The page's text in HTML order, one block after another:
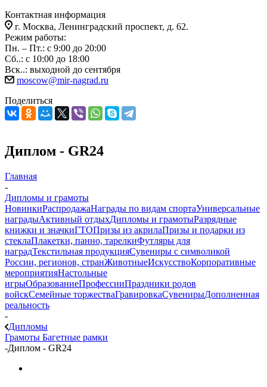
Контактная информация
г. Москва, Ленинградский проспект, д. 62.
Режим работы:
Пн. – Пт.: с 9:00 до 20:00
Сб..: с 10:00 до 18:00
Вск..: выходной до сентября
moscow@mir-nagrad.ru
Поделиться
Диплом - GR24
Главная
-
Дипломы и грамоты
НовинкиРаспродажаНаграды по видам спортаУниверсальные
наградыАктивный отдыхДипломы и грамотыРазрядные
книжки и значкиГТОПризы из акрилаПризы и подарки из
стеклаПлакетки, панно, тарелкиФутляры для
наградТекстильная продукцияСувениры с символикой
России, регионов, странЖивотныеИскусствоКорпоративные
мероприятияНастольные
игрыОбразованиеПрофессииПраздники родов
войскСемейные торжестваГравировкаСувенирыДополненная
реальность
-
Дипломы
Грамоты Багетные рамки
-Диплом - GR24